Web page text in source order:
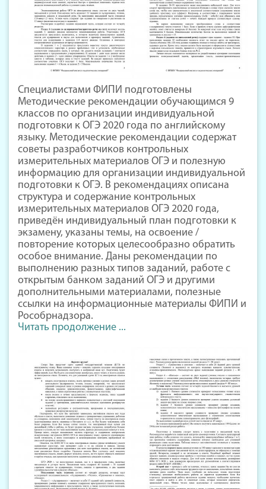
Специалистами ФИПИ подготовлены
Методические рекомендации обучающимся 9
классов по организации индивидуальной
подготовки к ОГЭ 2020 года по английскому
языку. Методические рекомендации содержат
советы разработчиков контрольных
измерительных материалов ОГЭ и полезную
информацию для организации индивидуальной
подготовки к ОГЭ. В рекомендациях описана
структура и содержание контрольных
измерительных материалов ОГЭ 2020 года,
приведён индивидуальный план подготовки к
экзамену, указаны темы, на освоение /
повторение которых целесообразно обратить
особое внимание. Даны рекомендации по
выполнению разных типов заданий, работе с
открытым банком заданий ОГЭ и другими
дополнительными материалами, полезные
ссылки на информационные материалы ФИПИ и
Рособрнадзора.
Читать продолжение ...